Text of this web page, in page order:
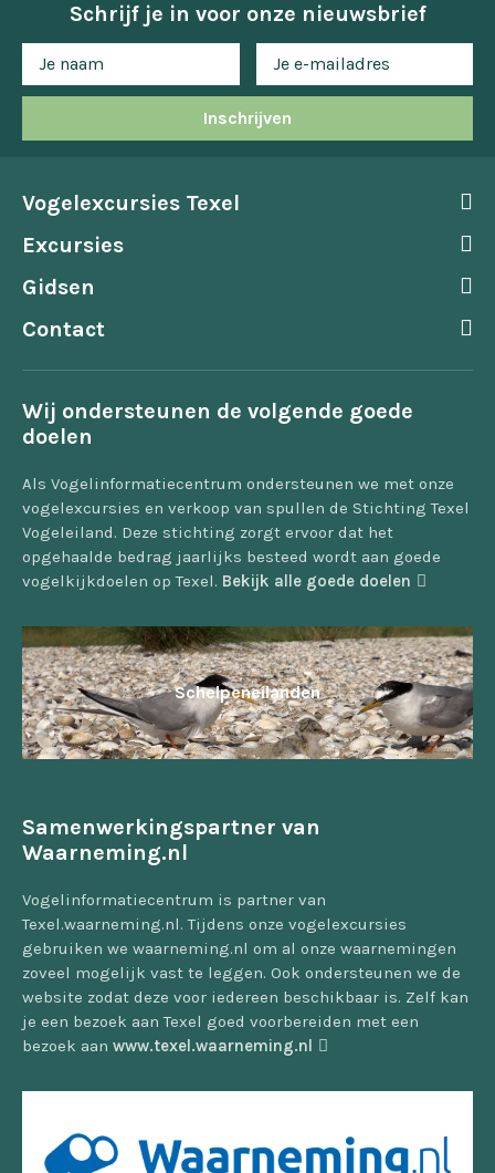
Schrijf je in voor onze nieuwsbrief
Inschrijven
Vogelexcursies Texel
Excursies
Gidsen
Contact
Wij ondersteunen de volgende goede
doelen
Als Vogelinformatiecentrum ondersteunen we met onze
vogelexcursies en verkoop van spullen de Stichting Texel
Vogeleiland. Deze stichting zorgt ervoor dat het
opgehaalde bedrag jaarlijks besteed wordt aan goede
vogelkijkdoelen op Texel. Bekijk alle goede doelen
Schelpeneilanden
Samenwerkingspartner van
Waarneming.nl
Vogelinformatiecentrum is partner van
Texel.waarneming.nl. Tijdens onze vogelexcursies
gebruiken we waarneming.nl om al onze waarnemingen
zoveel mogelijk vast te leggen. Ook ondersteunen we de
website zodat deze voor iedereen beschikbaar is. Zelf kan
je een bezoek aan Texel goed voorbereiden met een
bezoek aan www.texel.waarneming.nl